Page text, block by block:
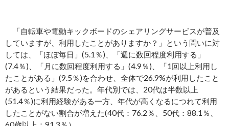
「自転車や電動キックボードのシェアリングサービスが普及
していますが、利用したことがありますか？」という問いに対
しては、「ほぼ毎日」(5.1％)、「週に数回程度利用する」
(7.4％)、「月に数回程度利用する」(4.9％)、「1回以上利用し
たことがある」(9.5％)を合わせ、全体で26.9%が利用したこと
があるという結果だった。年代別では、20代は半数以上
(51.4％)に利用経験がある一方、年代が高くなるにつれて利用
したことがない割合が増えた(40代：76.2％、50代：88.1％、